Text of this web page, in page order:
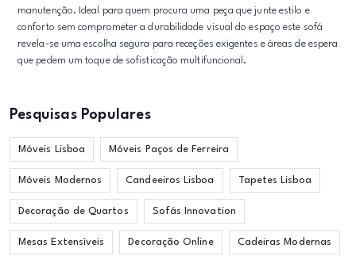
manutenção. Ideal para quem procura uma peça que junte estilo e
conforto sem comprometer a durabilidade visual do espaço este sofá
revela-se uma escolha segura para receções exigentes e áreas de espera
que pedem um toque de sofisticação multifuncional.
Pesquisas Populares
Móveis Lisboa Móveis Paços de Ferreira
Móveis Modernos Candeeiros Lisboa Tapetes Lisboa
Decoração de Quartos Sofás Innovation
Mesas Extensíveis Decoração Online Cadeiras Modernas